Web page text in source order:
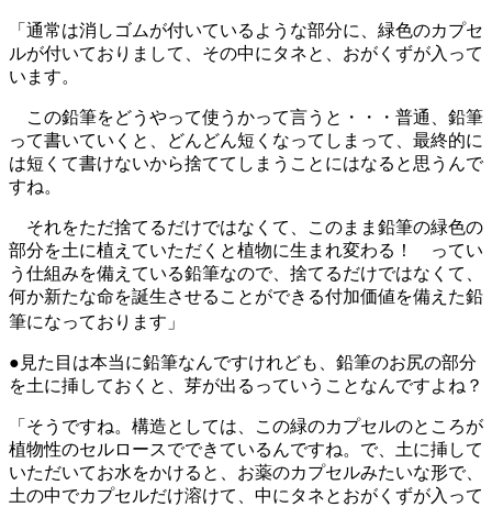
「通常は消しゴムが付いているような部分に、緑色のカプセ
ルが付いておりまして、その中にタネと、おがくずが入って
います。
この鉛筆をどうやって使うかって言うと・・・普通、鉛筆
って書いていくと、どんどん短くなってしまって、最終的に
は短くて書けないから捨ててしまうことにはなると思うんで
すね。
それをただ捨てるだけではなくて、このまま鉛筆の緑色の
部分を土に植えていただくと植物に生まれ変わる！ ってい
う仕組みを備えている鉛筆なので、捨てるだけではなくて、
何か新たな命を誕生させることができる付加価値を備えた鉛
筆になっております」
●見た目は本当に鉛筆なんですけれども、鉛筆のお尻の部分
を土に挿しておくと、芽が出るっていうことなんですよね？
「そうですね。構造としては、この緑のカプセルのところが
植物性のセルロースでできているんですね。で、土に挿して
いただいてお水をかけると、お薬のカプセルみたいな形で、
土の中でカプセルだけ溶けて、中にタネとおがくずが入って